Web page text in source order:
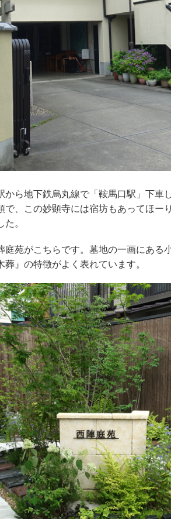
ら地下鉄烏丸線で「鞍馬口駅」下車
で、この妙顕寺には宿坊もあってほー
。
苑がこちらです。墓地の一画にある
』の特徴がよく表れています。